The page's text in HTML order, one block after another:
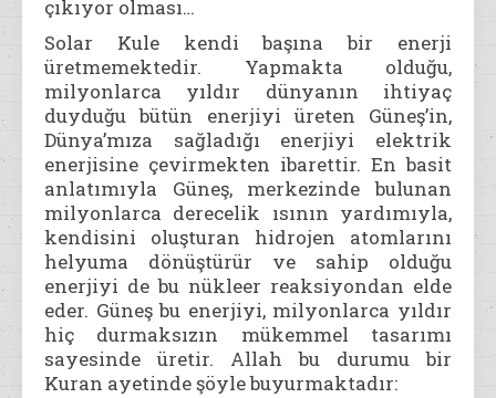
çıkıyor olması…
Solar Kule kendi başına bir enerji
üretmemektedir. Yapmakta olduğu,
milyonlarca yıldır dünyanın ihtiyaç
duyduğu bütün enerjiyi üreten Güneş’in,
Dünya’mıza sağladığı enerjiyi elektrik
enerjisine çevirmekten ibarettir. En basit
anlatımıyla Güneş, merkezinde bulunan
milyonlarca derecelik ısının yardımıyla,
kendisini oluşturan hidrojen atomlarını
helyuma dönüştürür ve sahip olduğu
enerjiyi de bu nükleer reaksiyondan elde
eder. Güneş bu enerjiyi, milyonlarca yıldır
hiç durmaksızın mükemmel tasarımı
sayesinde üretir. Allah bu durumu bir
Kuran ayetinde şöyle buyurmaktadır: